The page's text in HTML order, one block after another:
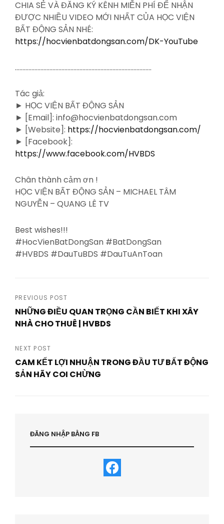
CHIA SẺ VÀ ĐĂNG KÝ KÊNH MIỄN PHÍ ĐỂ NHẬN
ĐƯỢC NHIỀU VIDEO MỚI NHẤT CỦA HỌC VIỆN
BẤT ĐỘNG SẢN NHÉ:
https://hocvienbatdongsan.com/DK-YouTube
……………………………………………………………………………….
Tác giả:
► HỌC VIỆN BẤT ĐỘNG SẢN
► [Email]: info@hocvienbatdongsan.com
► [Website]: https://hocvienbatdongsan.com/
► [Facebook]:
https://www.facebook.com/HVBDS
Chân thành cảm ơn !
HỌC VIỆN BẤT ĐỘNG SẢN – MICHAEL TÂM
NGUYỄN – QUANG LÊ TV
Best wishes!!!
#HocVienBatDongSan #BatDongSan
#HVBDS #DauTuBDS #DauTuAnToan
Post
navigation
PREVIOUS POST
NHỮNG ĐIỀU QUAN TRỌNG CẦN BIẾT KHI XÂY
NHÀ CHO THUÊ | HVBDS
Post
NEXT POST
CAM KẾT LỢI NHUẬN TRONG ĐẦU TƯ BẤT ĐỘNG
SẢN HÃY COI CHỪNG
ĐĂNG NHẬP BẰNG FB